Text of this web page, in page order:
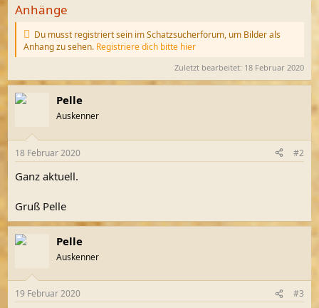
Anhänge
Du musst registriert sein im Schatzsucherforum, um Bilder als
Anhang zu sehen. Registriere dich bitte hier
Zuletzt bearbeitet: 18 Februar 2020
Pelle
Auskenner
18 Februar 2020 #2
Ganz aktuell.
Gruß Pelle
Pelle
Auskenner
19 Februar 2020 #3